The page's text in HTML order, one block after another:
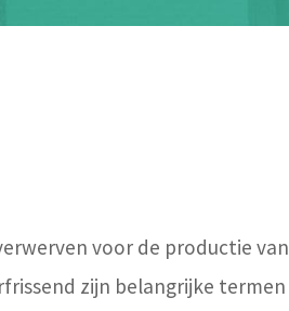
voor de productie van
zijn belangrijke termen